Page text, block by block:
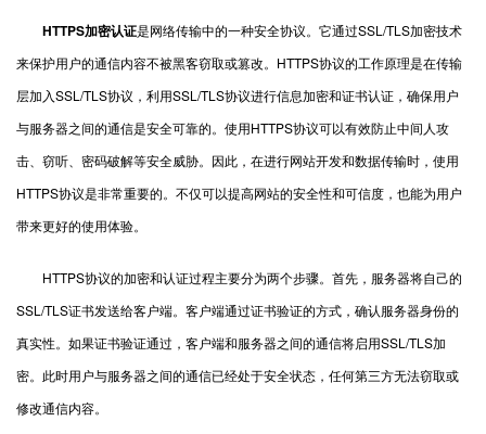
HTTPS加密认证是网络传输中的一种安全协议。它通过SSL/TLS加密技术
来保护用户的通信内容不被黑客窃取或篡改。HTTPS协议的工作原理是在传输
层加入SSL/TLS协议，利用SSL/TLS协议进行信息加密和证书认证，确保用户
与服务器之间的通信是安全可靠的。使用HTTPS协议可以有效防止中间人攻
击、窃听、密码破解等安全威胁。因此，在进行网站开发和数据传输时，使用
HTTPS协议是非常重要的。不仅可以提高网站的安全性和可信度，也能为用户
带来更好的使用体验。
HTTPS协议的加密和认证过程主要分为两个步骤。首先，服务器将自己的
SSL/TLS证书发送给客户端。客户端通过证书验证的方式，确认服务器身份的
真实性。如果证书验证通过，客户端和服务器之间的通信将启用SSL/TLS加
密。此时用户与服务器之间的通信已经处于安全状态，任何第三方无法窃取或
修改通信内容。